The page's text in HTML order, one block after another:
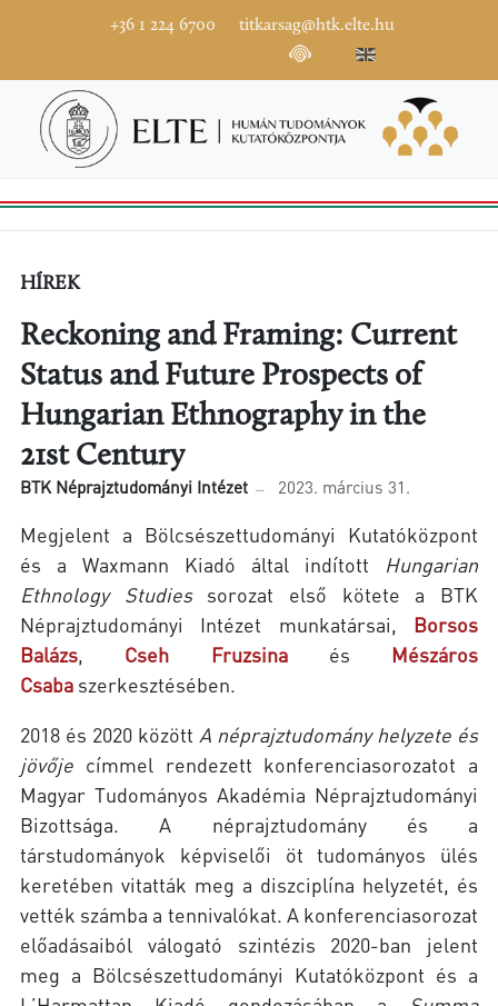
+36 1 224 6700 titkarsag@htk.elte.hu
HÍREK
Reckoning and Framing: Current
Status and Future Prospects of
Hungarian Ethnography in the
21st Century
BTK Néprajztudományi Intézet 2023. március 31.
Megjelent a Bölcsészettudományi Kutatóközpont
és a Waxmann Kiadó által indított Hungarian
Ethnology Studiessorozat első kötete a BTK
Néprajztudományi Intézet munkatársai, Borsos
Balázs
Cseh Fruzsinaés Mészáros
Csaba szerkesztésében.
2018 és 2020 között A néprajztudomány helyzete és
jövője címmel rendezett konferenciasorozatot a
Magyar Tudományos Akadémia Néprajztudományi
Bizottsága. A néprajztudomány és a
társtudományok képviselői öt tudományos ülés
keretében vitatták meg a diszciplína helyzetét, és
vették számba a tennivalókat. A konferenciasorozat
előadásaiból válogató szintézis 2020-ban jelent
meg a Bölcsészettudományi Kutatóközpont és a